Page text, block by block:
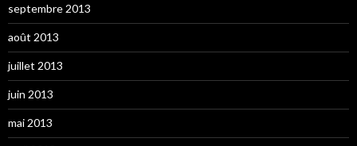
septembre 2013
août 2013
juillet 2013
juin 2013
mai 2013